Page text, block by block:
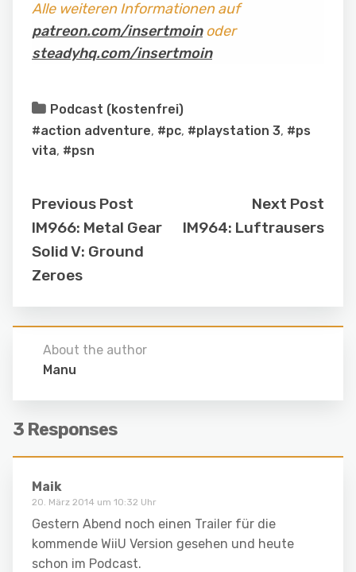
Alle weiteren Informationen auf
patreon.com/insertmoinoder
steadyhq.com/insertmoin
Podcast (kostenfrei)
#action adventure, #pc, #playstation 3, #ps
vita, #psn
Previous Post
IM966: Metal Gear
Solid V: Ground
Zeroes
Next Post
IM964: Luftrausers
About the author
Manu
3 Responses
Maik
20. März 2014 um 10:32 Uhr
Gestern Abend noch einen Trailer für die
kommende WiiU Version gesehen und heute
schon im Podcast.